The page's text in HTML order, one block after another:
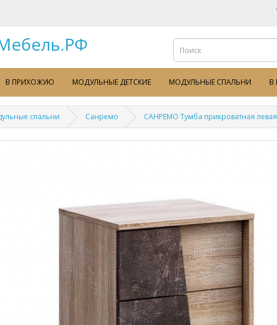
В ПРИХОЖУЮ МОДУЛЬНЫЕ ДЕТСКИЕ МОДУЛЬНЫЕ СПАЛЬНИ В
спальни Санремо САНРЕМО Тумба прикроватная